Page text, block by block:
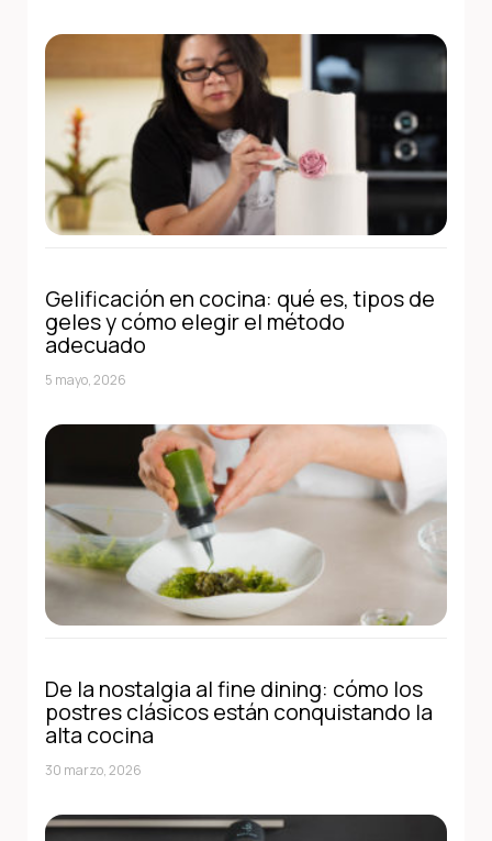
Gelificación en cocina: qué es, tipos de
geles y cómo elegir el método
adecuado
5 mayo, 2026
De la nostalgia al fine dining: cómo los
postres clásicos están conquistando la
alta cocina
30 marzo, 2026